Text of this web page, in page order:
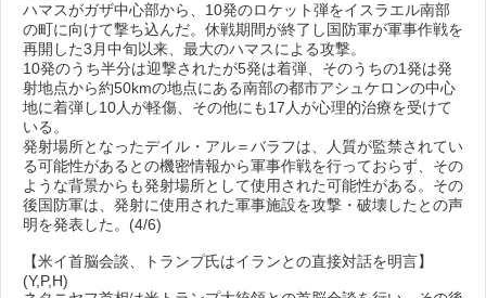
ハマスがガザ中心部から、10発のロケット弾をイスラエル南部
の町に向けて撃ち込んだ。休戦期間が終了し国防軍が軍事作戦を
再開した3月中旬以来、最大のハマスによる攻撃。
10発のうち半分は迎撃されたが5発は着弾、そのうちの1発は発
射地点から約50kmの地点にある南部の都市アシュケロンの中心
地に着弾し10人が軽傷、その他にも17人が心理的治療を受けて
いる。
発射場所となったデイル・アル＝バラフは、人質が監禁されてい
る可能性があるとの機密情報から軍事作戦を行っておらず、その
ような背景からも発射場所として使用された可能性がある。その
後国防軍は、発射に使用された軍事施設を攻撃・破壊したとの声
明を発表した。(4/6)
【米イ首脳会談、トランプ氏はイランとの直接対話を明言】
(Y,P,H)